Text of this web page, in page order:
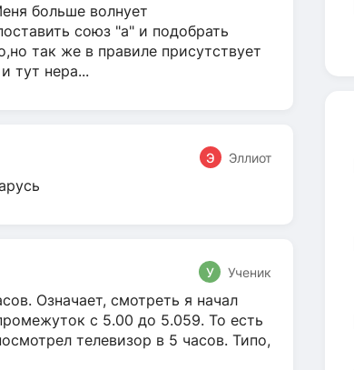
больше волнует
союз "а" и подобрать
так же в правиле присутствует
тут нера...
Э Эллиот
У Ученик
Означает, смотреть я начал
с 5.00 до 5.059. То есть
телевизор в 5 часов. Типо,